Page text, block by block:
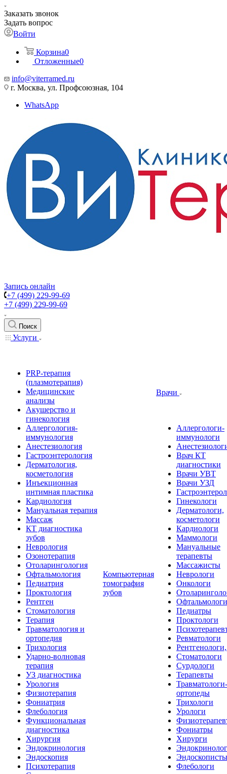
Заказать звонок
Задать вопрос
Войти
Корзина0
Отложенные0
info@viterramed.ru
г. Москва, ул. Профсоюзная, 104
WhatsApp
Запись онлайн
+7 (499) 229-99-69
+7 (499) 229-99-69
Поиск
Услуги
PRP-терапия
(плазмотерапия)
Медицинские
анализы
Акушерство и
гинекология
Аллергология-
иммунология
Анестезиология
Гастроэнтерология
Дерматология,
косметология
Инъекционная
интимная пластика
Кардиология
Мануальная терапия
Массаж
КТ диагностика
зубов
Неврология
Озонотерапия
Отоларингология
Офтальмология
Педиатрия
Проктология
Рентген
Стоматология
Терапия
Травматология и
ортопедия
Трихология
Ударно-волновая
терапия
УЗ диагностика
Урология
Физиотерапия
Фониатрия
Флебология
Функциональная
диагностика
Хирургия
Эндокринология
Эндоскопия
Психотерапия
Компьютерная
томография
зубов
Врачи
Аллергологи-
иммунологи
Врач КТ
диагностики
Врачи УВТ
Врачи УЗД
Гинекологи
Дерматологи,
косметологи
Кардиологи
Маммологи
Мануальные
терапевты
Массажисты
Неврологи
Онкологи
Офтальмологи
Педиатры
Проктологи
Ревматологи
Стоматологи
Сурдологи
Терапевты
Травматологи-
ортопеды
Трихологи
Урологи
Фониатры
Хирурги
Эндоскописты
Флебологи